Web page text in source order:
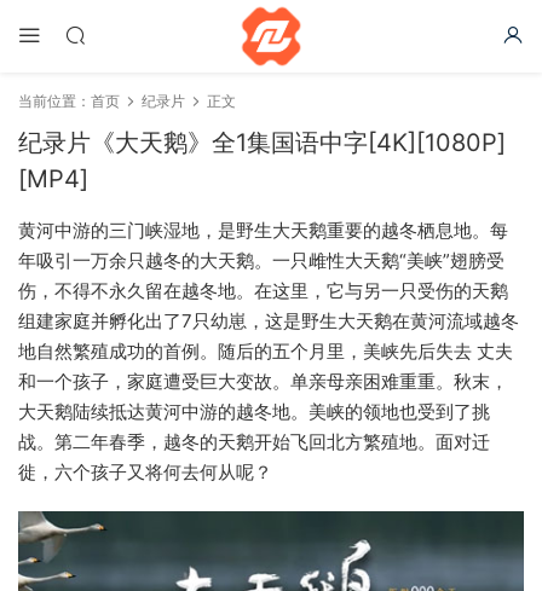
当前位置： 首页 纪录片 正文
纪录片《大天鹅》全1集国语中字[4K][1080P]
[MP4]
黄河中游的三门峡湿地，是野生大天鹅重要的越冬栖息地。每
年吸引一万余只越冬的大天鹅。一只雌性大天鹅“美峡”翅膀受
伤，不得不永久留在越冬地。在这里，它与另一只受伤的天鹅
组建家庭并孵化出了7只幼崽，这是野生大天鹅在黄河流域越冬
地自然繁殖成功的首例。随后的五个月里，美峡先后失去 丈夫
和一个孩子，家庭遭受巨大变故。单亲母亲困难重重。秋末，
大天鹅陆续抵达黄河中游的越冬地。美峡的领地也受到了挑
战。第二年春季，越冬的天鹅开始飞回北方繁殖地。面对迁
徙，六个孩子又将何去何从呢？